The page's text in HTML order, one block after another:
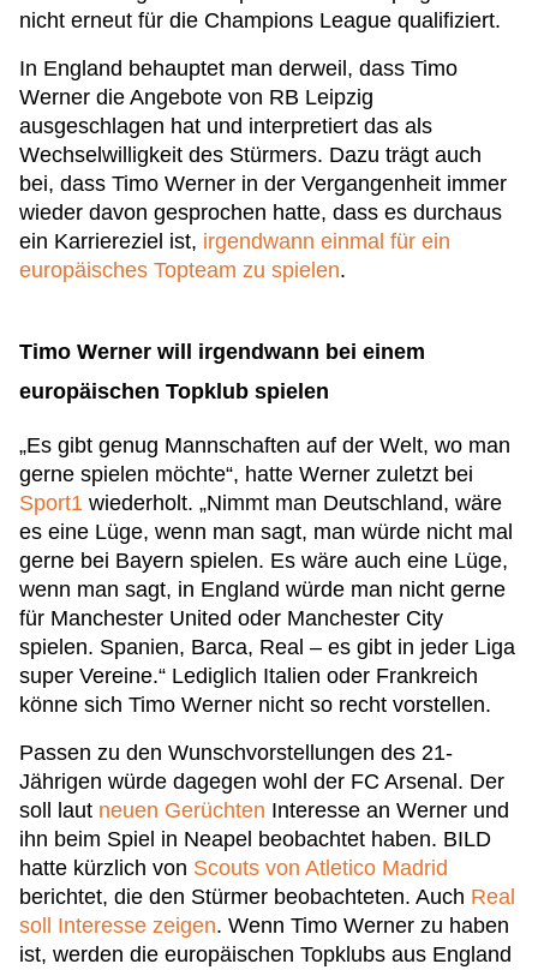
nicht erneut für die Champions League qualifiziert.
In England behauptet man derweil, dass Timo
Werner die Angebote von RB Leipzig
ausgeschlagen hat und interpretiert das als
Wechselwilligkeit des Stürmers. Dazu trägt auch
bei, dass Timo Werner in der Vergangenheit immer
wieder davon gesprochen hatte, dass es durchaus
ein Karriereziel ist, irgendwann einmal für ein
europäisches Topteam zu spielen.
Timo Werner will irgendwann bei einem
europäischen Topklub spielen
„Es gibt genug Mannschaften auf der Welt, wo man
gerne spielen möchte“, hatte Werner zuletzt bei
Sport1 wiederholt. „Nimmt man Deutschland, wäre
es eine Lüge, wenn man sagt, man würde nicht mal
gerne bei Bayern spielen. Es wäre auch eine Lüge,
wenn man sagt, in England würde man nicht gerne
für Manchester United oder Manchester City
spielen. Spanien, Barca, Real – es gibt in jeder Liga
super Vereine.“ Lediglich Italien oder Frankreich
könne sich Timo Werner nicht so recht vorstellen.
Passen zu den Wunschvorstellungen des 21-
Jährigen würde dagegen wohl der FC Arsenal. Der
soll laut neuen Gerüchten Interesse an Werner und
ihn beim Spiel in Neapel beobachtet haben. BILD
hatte kürzlich von Scouts von Atletico Madrid
berichtet, die den Stürmer beobachteten. Auch Real
soll Interesse zeigen. Wenn Timo Werner zu haben
ist, werden die europäischen Topklubs aus England